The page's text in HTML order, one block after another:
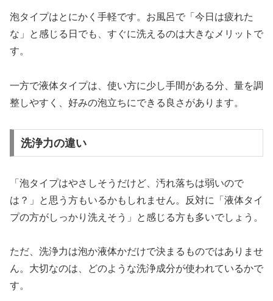
泡タイプはとにかく手軽です。お風呂で「今日は疲れた
な」と感じる日でも、すぐに洗えるのは大きなメリットで
す。
一方で液体タイプは、使い方に少し手間がある分、量を調
整しやすく、好みの泡立ちにできる良さがあります。
洗浄力の違い
「泡タイプはやさしそうだけど、汚れ落ちは弱いので
は？」と思う方もいるかもしれません。反対に「液体タイ
プの方がしっかり洗えそう」と感じる方も多いでしょう。
ただ、洗浄力は泡か液体かだけで決まるものではありませ
ん。大切なのは、どのような洗浄成分が使われているかで
す。